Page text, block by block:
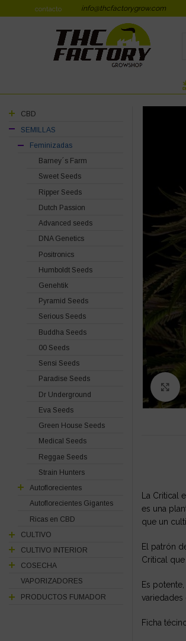
contacto info@thcfactorygrow.com
La
es una
que un
El patrón
Critical
Es
variedades
Ficha
CBD
SEMILLAS
Feminizadas
Barney´s Farm
Sweet Seeds
Ripper Seeds
Dutch Passion
Advanced seeds
DNA Genetics
Positronics
Humboldt Seeds
Genehtik
Pyramid Seeds
Serious Seeds
Buddha Seeds
00 Seeds
Sensi Seeds
Paradise Seeds
Dr Underground
Eva Seeds
Green House Seeds
Medical Seeds
Reggae Seeds
Strain Hunters
Autoflorecientes
Autoflorecientes Gigantes
Ricas en CBD
CULTIVO
CULTIVO INTERIOR
COSECHA
VAPORIZADORES
PRODUCTOS FUMADOR